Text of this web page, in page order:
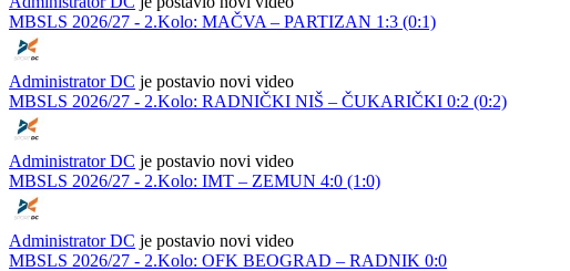
MBSLS 2026/27 - 2.Kolo: MAČVA – PARTIZAN 1:3 (0:1)
Administrator DC je postavio novi video
MBSLS 2026/27 - 2.Kolo: RADNIČKI NIŠ – ČUKARIČKI 0:2 (0:2)
Administrator DC je postavio novi video
MBSLS 2026/27 - 2.Kolo: IMT – ZEMUN 4:0 (1:0)
Administrator DC je postavio novi video
MBSLS 2026/27 - 2.Kolo: OFK BEOGRAD – RADNIK 0:0